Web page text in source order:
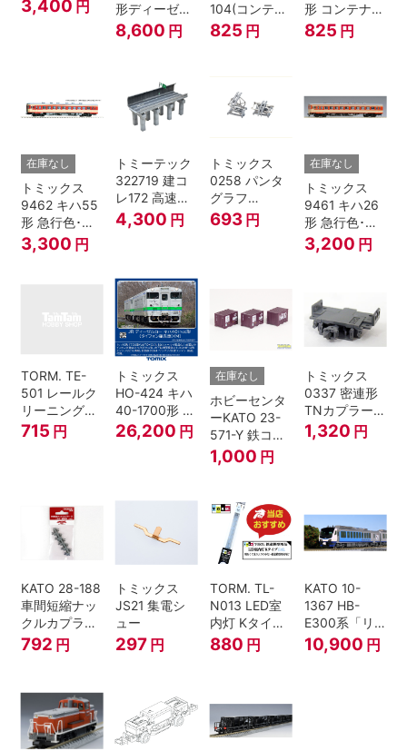
ジ
3,400 円
形ディーゼル
カー 急行色･
一段窓 2両セ
8,600 円
104(コンテナ
無し) Nゲージ
825 円
形 コンテナな
し
825 円
在庫なし
トミックス
9462 キハ55
形 急行色･一
段窓 Ｔ Nゲー
ジ
3,300 円
トミーテック
322719 建コ
レ172 高速道
路 Ｎゲージ
4,300 円
トミックス
0258 パンタ
グラフ
PT4811N 2個
693 円
在庫なし
トミックス
9461 キハ26
形 急行色･一
段窓 Ｔ Nゲー
ジ
3,200 円
TORM. TE-
501 レールク
リーニングリ
キッド 100ml
715 円
トミックス
HO-424 キハ
40-1700形 タ
イフォン撤去
車 M HOゲー
26,200 円
在庫なし
ホビーセンタ
ーKATO 23-
571-Y 鉄コン
2021コンテナ
3個セット N
1,000 円
トミックス
0337 密連形
TNカプラー
(6個入・SPタ
イプ)
1,320 円
KATO 28-188
車間短縮ナッ
クルカプラー
灰 (ボギー貨
792 円
トミックス
JS21 集電シ
ュー
297 円
TORM. TL-
N013 LED室
内灯 Kタイ
プ・白色 1本
鉄道模型
880 円
KATO 10-
1367 HB-
E300系「リ
ゾートしらか
み・青池編
10,900 円